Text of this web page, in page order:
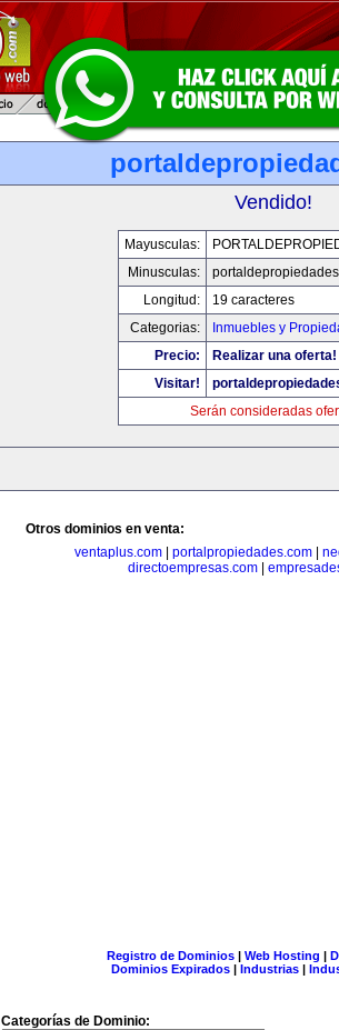
Vendido!
Mayusculas:
Minusculas:
Longitud:
19 caracteres
Categorias:
Inmuebles y
Precio:
Realizar una oferta!
Visitar!
Serán consideradas
Otros dominios en venta:
ventaplus.com
portalpropiedades.com
directoempresas.com
Registro de Dominios| Web Hosting |
Dominios Expirados | Industrias |
Categorías de Dominio: